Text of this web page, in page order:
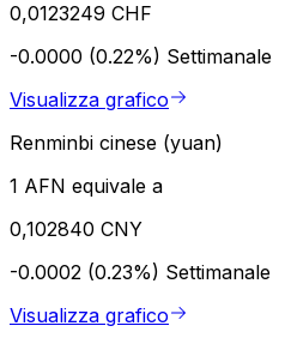
0,0123249 CHF
-0.0000 (0.22%) Settimanale
Visualizza grafico
Renminbi cinese (yuan)
1 AFN equivale a
0,102840 CNY
-0.0002 (0.23%) Settimanale
Visualizza grafico